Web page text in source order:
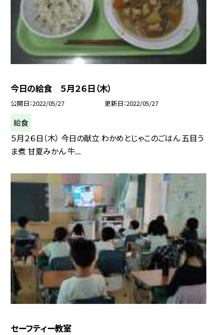
今日の給食 ５月２６日（木）
公開日 2022/05/27 更新日 2022/05/27
給食
５月２６日（木） 今日の献立 わかめとじゃこのごはん 五目う
ま煮 甘夏みかん 牛...
セーフティー教室